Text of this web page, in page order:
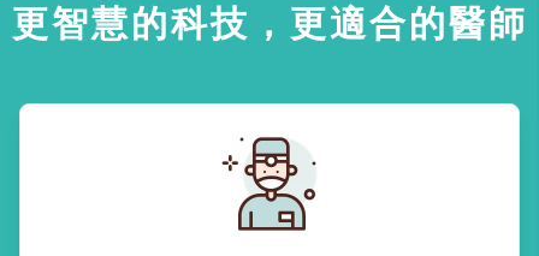
更智慧的科技，更適合的醫師